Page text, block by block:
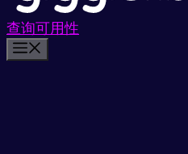
查询可用性